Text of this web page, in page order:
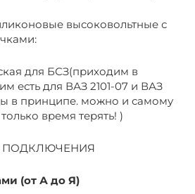
высоковольтные с
для БСЗ(приходим в
есть для ВАЗ 2101-07 и ВАЗ
в принципе. можно и самому
время терять! )
ПОДКЛЮЧЕНИЯ
(от А до Я)